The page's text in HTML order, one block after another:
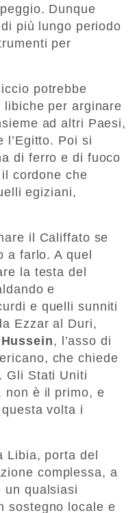
Dunque
più lungo periodo
per
potrebbe
per arginare
ad altri Paesi,
l’Egitto. Poi si
di ferro e di fuoco
cordone che
egiziani,
il Califfato se
a farlo. A quel
la testa del
e
e quelli sunniti
Ezzar al Duri,
, l’asso di
che chiede
Gli Stati Uniti
non è il primo, e
volta i
Libia, porta del
complessa, a
un qualsiasi
sostegno locale e